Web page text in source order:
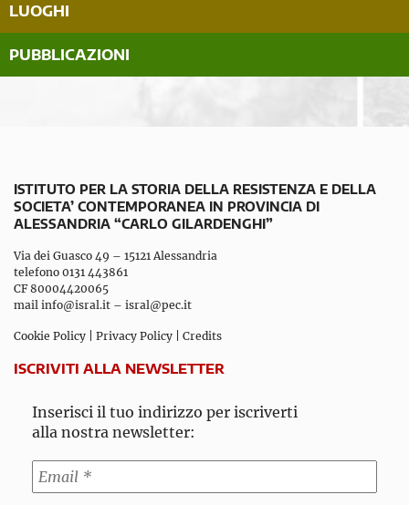
LUOGHI
PUBBLICAZIONI
ISTITUTO PER LA STORIA DELLA RESISTENZA E DELLA
SOCIETA’ CONTEMPORANEA IN PROVINCIA DI
ALESSANDRIA “CARLO GILARDENGHI”
Via dei Guasco 49 – 15121 Alessandria
telefono 0131 443861
CF 80004420065
mail info@isral.it – isral@pec.it
Cookie Policy Privacy Policy Credits
ISCRIVITI ALLA NEWSLETTER
Inserisci il tuo indirizzo per iscriverti
alla nostra newsletter: